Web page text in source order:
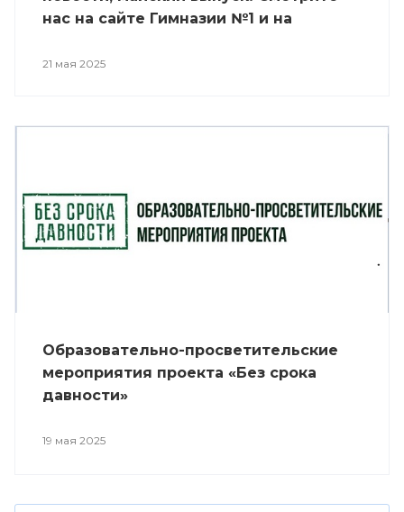
нас на сайте Гимназии №1 и на
ГИС»: 21 мая в 13:50 24 мая в 12:30
21 мая 2025
Образовательно-просветительские
мероприятия проекта «Без срока
давности»
19 мая 2025